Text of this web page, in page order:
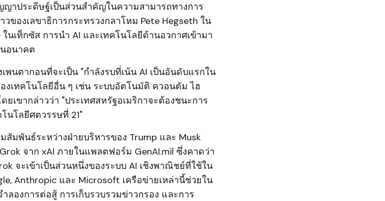
าประดิษฐ์เป็นส่วนสำคัญในความสามารถทางการ
ของเลขาธิการกระทรวงกลาโหม Pete Hegseth ใน
นเท็กซัส การนำ AI และเทคโนโลยีด้านอวกาศเข้ามา
อนาคต
พนตากอนที่จะเป็น "กำลังรบที่เน้น AI เป็นอันดับแรกใน
เทคโนโลยีอื่น ๆ เช่น ระบบอัตโนมัติ ควอนตัม ไฮ
ยเขากล่าวว่า "ประเทศสหรัฐอเมริกาจะต้องชนะการ
นโลยีศตวรรษที่ 21"
มพันธ์ระหว่างฝ่ายบริหารของ Trump และ Musk
จาก xAI ภายในแพลตฟอร์ม GenAI.mil ซึ่งคาดว่า
จะเข้าเป็นส่วนหนึ่งของระบบ AI เชิงพาณิชย์ที่ใช้ใน
Anthropic และ Microsoft เครือข่ายเหล่านี้ช่วยใน
ลองการต่อสู้ การเก็บรวบรวมข่าวกรอง และการ